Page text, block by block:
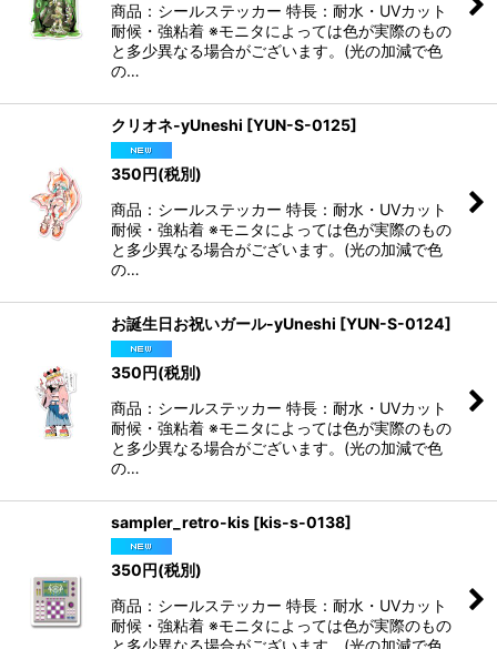
商品：シールステッカー 特長：耐水・UVカット
耐候・強粘着 ※モニタによっては色が実際のもの
と多少異なる場合がございます。(光の加減で色
の…
クリオネ-yUneshi [YUN-S-0125]
350円(税別)
商品：シールステッカー 特長：耐水・UVカット
耐候・強粘着 ※モニタによっては色が実際のもの
と多少異なる場合がございます。(光の加減で色
の…
お誕生日お祝いガール-yUneshi [YUN-S-0124]
350円(税別)
商品：シールステッカー 特長：耐水・UVカット
耐候・強粘着 ※モニタによっては色が実際のもの
と多少異なる場合がございます。(光の加減で色
の…
sampler_retro-kis [kis-s-0138]
350円(税別)
商品：シールステッカー 特長：耐水・UVカット
耐候・強粘着 ※モニタによっては色が実際のもの